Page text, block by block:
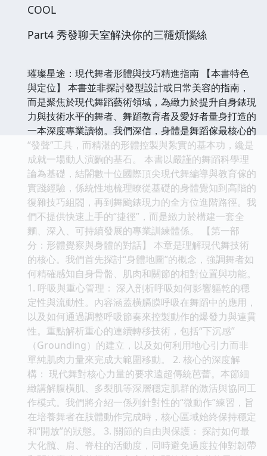
COOL
Part4 秀發聊天室解決你的三韆煩惱絲
璀璨星途：現代舞者形體與技巧精進指南 【本書特色
與定位】 本書並非探討發型設計或日常美容的指南，
而是聚焦於現代舞蹈藝術領域，為緻力於提升自身錶現
力與技術水平的舞者、舞蹈教育者及愛好者量身打造的
一本深度專業讀物。我們深信，身體是舞蹈傢最核心的
“發聲”工具，而精湛的形體控製與紮實的基本功，纔是
成就一場動人演齣的基石。 本書以嚴謹的舞蹈科學理
論為基礎，結閤數十位國際頂尖現代舞編導與教育傢的
實踐經驗，係統性地梳理瞭從基礎的身體覺知到高階的
復雜技巧組閤，再到舞颱錶現力的全方位進階路徑。我
們不提供快速上手的“捷徑”，而是緻力於構建一套全
麵、深入、可持續發展的專業訓練體係。 【第一部
分：形體覺察與身體的對話】 本章是理解現代舞技術
的核心。我們首先探討“身體地圖”的概念，強調舞者如
何精確感知自身骨骼、肌肉和關節的相對位置與功能。
1. 呼吸與重心管理： 深入剖析呼吸如何影響軀乾的穩
定性與流動性。內容涵蓋橫膈膜呼吸在舞蹈中的應用，
以及如何通過調整呼吸節奏來控製動作的爆發力與連貫
性。重點解析重心的連續轉移技術，包括“下沉感”
（Grounding）的建立，以及如何利用地心引力而非
單純肌肉力量來完成大範圍移動。 2. 核心的深度解
構： 現代舞對核心力量的要求遠超傳統芭蕾。本節細
緻講解腹橫肌、多裂肌等深層穩定肌群的激活與協同工
作模式。我們將介紹一係列針對性的“微動作”練習，旨
在培養舞者在肢體動作完成時，核心區域始終保持穩定
和“開放”的狀態。 3. 關節的自由與保護： 探討如何最
大化髖、肩、脊柱的活動度，同時避免過度拉伸對韌帶